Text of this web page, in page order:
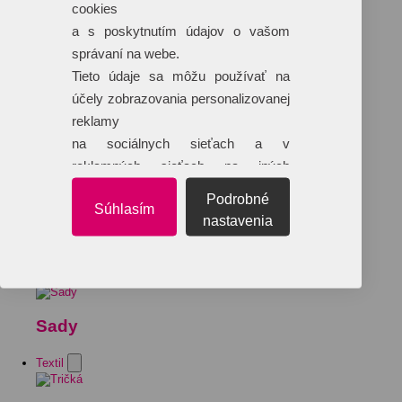
Sady
Textil
cookies
a s poskytnutím údajov o vašom
správaní na webe.
Tieto údaje sa môžu používať na
účely zobrazovania personalizovanej
reklamy
na sociálnych sieťach a v
reklamných sieťach na iných
Súhlasím
Podrobné
nastavenia